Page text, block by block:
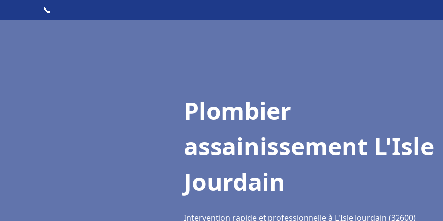
📞
Plombier
assainissement L'Isle
Jourdain
Intervention rapide et professionnelle à L'Isle Jourdain (32600)